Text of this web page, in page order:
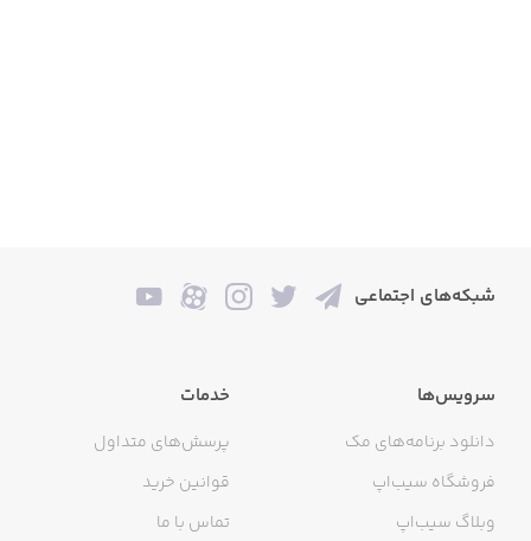
شبکه‌های اجتماعی
سرویس‌ها
دانلود برنامه‌های مک
فروشگاه سیب‌اپ
وبلاگ سیب‌اپ
خدمات
پرسش‌های متداول
قوانین خرید
تماس با ما